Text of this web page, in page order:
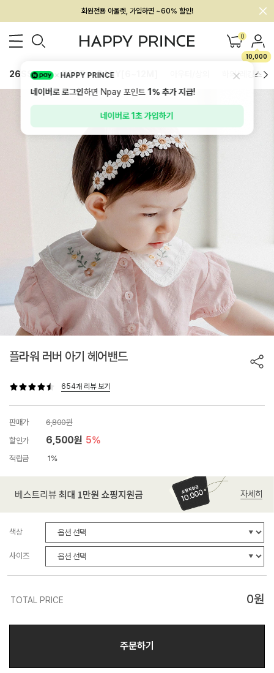
회원전용 아울렛, 가입하면 ~60% 할인!
멤버십 최대 28,000원 혜택 0
10,000
26SS 신상 BEST BABY[6~12M] 하의/레깅스
플라워 러버 아기 헤어밴드
654개 리뷰 보기
판매가
6,800원
할인가
6,500원 5%
적립금 1%
색상
사이즈
TOTAL PRICE 0원
주문하기
HAPPY PRINCE
네이버로 로그인하면 Npay 포인트1%추가 지급!
네이버로 1초 가입하기